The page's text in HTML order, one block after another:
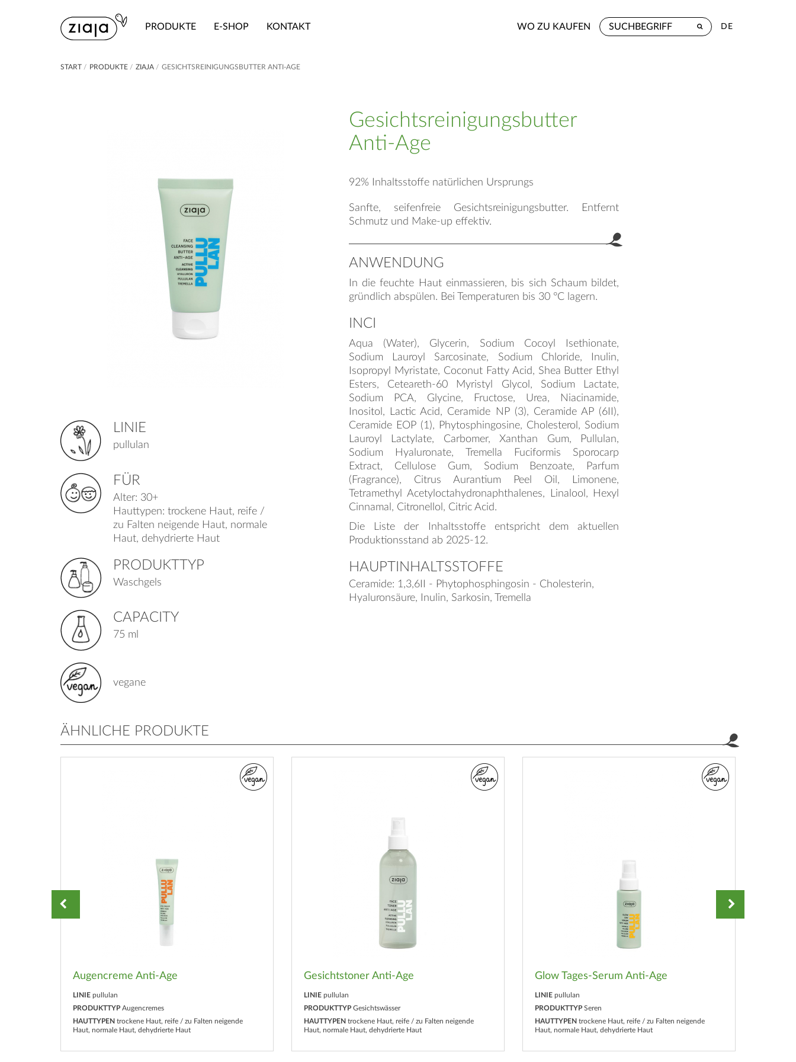
PRODUKTE E-SHOP KONTAKT WO ZU KAUFEN DE
START / PRODUKTE / ZIAJA / GESICHTSREINIGUNGSBUTTER ANTI-AGE
LINIE
pullulan
FÜR
Alter: 30+
Hauttypen: trockene Haut, reife /
zu Falten neigende Haut, normale
Haut, dehydrierte Haut
PRODUKTTYP
Waschgels
CAPACITY
75 ml
vegane
Gesichtsreinigungsbutter
Anti-Age
92% Inhaltsstoffe natürlichen Ursprungs
Sanfte, seifenfreie Gesichtsreinigungsbutter. Entfernt
Schmutz und Make-up effektiv.
ANWENDUNG
In die feuchte Haut einmassieren, bis sich Schaum bildet,
gründlich abspülen. Bei Temperaturen bis 30 °C lagern.
INCI
Aqua (Water), Glycerin, Sodium Cocoyl Isethionate,
Sodium Lauroyl Sarcosinate, Sodium Chloride, Inulin,
Isopropyl Myristate, Coconut Fatty Acid, Shea Butter Ethyl
Esters, Ceteareth-60 Myristyl Glycol, Sodium Lactate,
Sodium PCA, Glycine, Fructose, Urea, Niacinamide,
Inositol, Lactic Acid, Ceramide NP (3), Ceramide AP (6II),
Ceramide EOP (1), Phytosphingosine, Cholesterol, Sodium
Lauroyl Lactylate, Carbomer, Xanthan Gum, Pullulan,
Sodium Hyaluronate, Tremella Fuciformis Sporocarp
Extract, Cellulose Gum, Sodium Benzoate, Parfum
(Fragrance), Citrus Aurantium Peel Oil, Limonene,
Tetramethyl Acetyloctahydronaphthalenes, Linalool, Hexyl
Cinnamal, Citronellol, Citric Acid.
Die Liste der Inhaltsstoffe entspricht dem aktuellen
Produktionsstand ab 2025-12.
HAUPTINHALTSSTOFFE
Ceramide: 1,3,6II - Phytophosphingosin - Cholesterin,
Hyaluronsäure, Inulin, Sarkosin, Tremella
ÄHNLICHE PRODUKTE
Augencreme Anti-Age
LINIE pullulan
PRODUKTTYP Augencremes
HAUTTYPEN trockene Haut, reife / zu Falten neigende
Haut, normale Haut, dehydrierte Haut
Gesichtstoner Anti-Age
LINIE pullulan
PRODUKTTYP Gesichtswässer
HAUTTYPEN trockene Haut, reife / zu Falten neigende
Haut, normale Haut, dehydrierte Haut
Glow Tages-Serum Anti-Age
LINIE pullulan
PRODUKTTYP Seren
HAUTTYPEN trockene Haut, reife / zu Falten neigende
Haut, normale Haut, dehydrierte Haut